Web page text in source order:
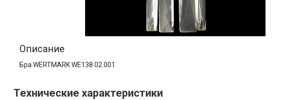
Описание
Бра WERTMARK WE138.02.001
Технические характеристики